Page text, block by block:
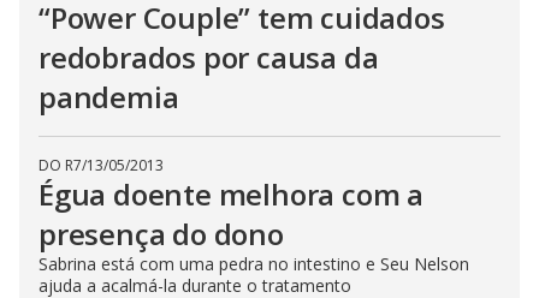
“Power Couple” tem cuidados
redobrados por causa da
pandemia
DO R7/13/05/2013
Égua doente melhora com a
presença do dono
Sabrina está com uma pedra no intestino e Seu Nelson
ajuda a acalmá-la durante o tratamento